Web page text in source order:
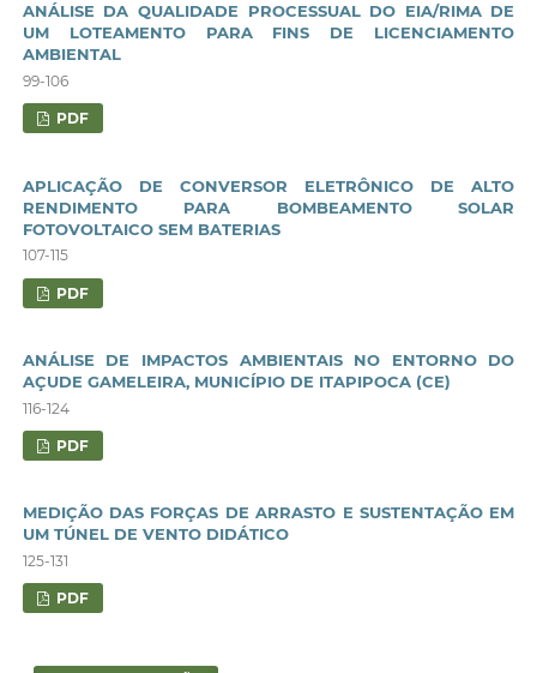
ANÁLISE DA QUALIDADE PROCESSUAL DO EIA/RIMA DE
UM LOTEAMENTO PARA FINS DE LICENCIAMENTO
AMBIENTAL
99-106
PDF
APLICAÇÃO DE CONVERSOR ELETRÔNICO DE ALTO
RENDIMENTO PARA BOMBEAMENTO SOLAR
FOTOVOLTAICO SEM BATERIAS
107-115
PDF
ANÁLISE DE IMPACTOS AMBIENTAIS NO ENTORNO DO
AÇUDE GAMELEIRA, MUNICÍPIO DE ITAPIPOCA (CE)
116-124
PDF
MEDIÇÃO DAS FORÇAS DE ARRASTO E SUSTENTAÇÃO EM
UM TÚNEL DE VENTO DIDÁTICO
125-131
PDF